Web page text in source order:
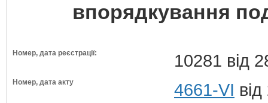
впорядкування
Номер, дата реєстрації: 10281 від
Номер, дата акту 4661-VI